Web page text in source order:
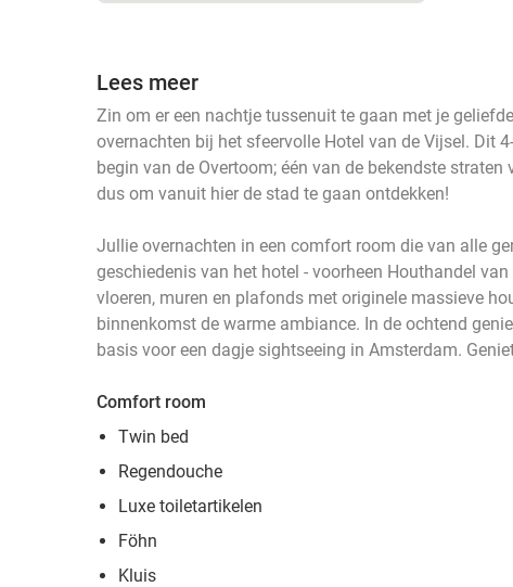
Lees meer
Zin om er een nachtje tussenuit te gaan met je
overnachten bij het sfeervolle Hotel van de Vijsel. Dit
begin van de Overtoom; één van de bekendste
dus om vanuit hier de stad te gaan ontdekken!
Jullie overnachten in een comfort room die van alle
geschiedenis van het hotel - voorheen Houthandel
vloeren, muren en plafonds met originele massieve
binnenkomst de warme ambiance. In de ochtend
basis voor een dagje sightseeing in Amsterdam.
Comfort room
Twin bed
Regendouche
Luxe toiletartikelen
Föhn
Kluis